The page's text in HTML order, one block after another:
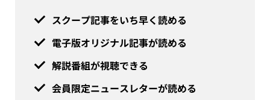
スクープ記事をいち早く読める
電子版オリジナル記事が読める
解説番組が視聴できる
会員限定ニュースレターが読める